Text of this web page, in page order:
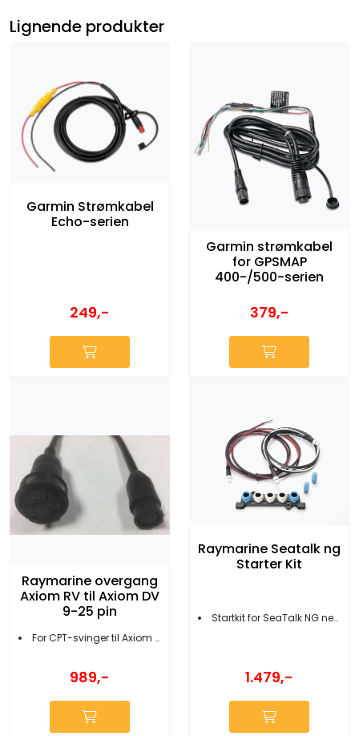
Lignende produkter
Garmin Strømkabel
Echo-serien
249,-
Garmin strømkabel
for GPSMAP
400-/500-serien
379,-
Raymarine overgang
Axiom RV til Axiom DV
9-25 pin
For CPT-svinger til Axiom RV/Pro
989,-
Raymarine Seatalk ng
Starter Kit
Startkit for SeaTalk NG nettverk
1.479,-